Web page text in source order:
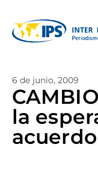
6 de junio, 2009
la